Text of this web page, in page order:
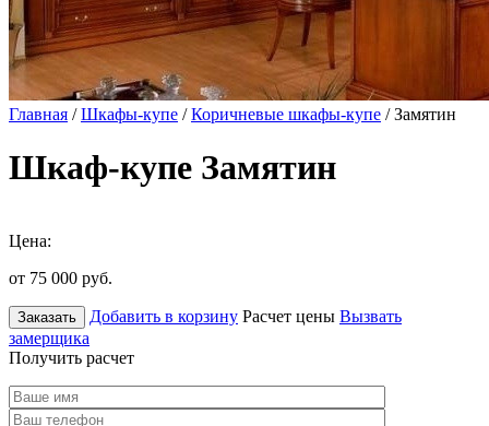
Главная /Шкафы-купе /Коричневые шкафы-купе / Замятин
Шкаф-купе Замятин
Цена:
от 75 000 руб.
Заказать Добавить в корзину Расчет цены Вызвать
замерщика
Получить расчет